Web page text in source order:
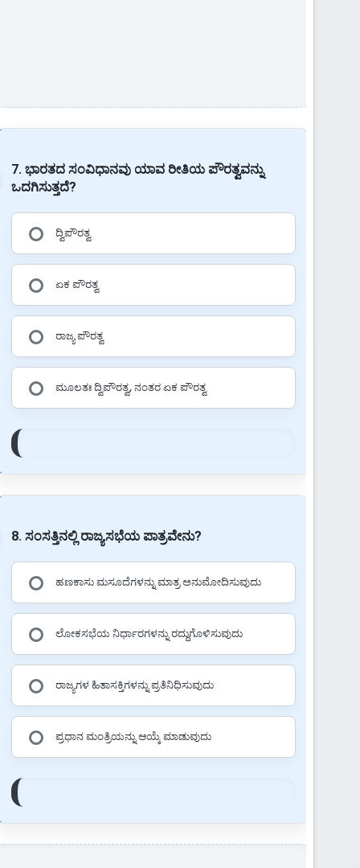
7. ಭಾರತದ ಸಂವಿಧಾನವು ಯಾವ ರೀತಿಯ ಪೌರತ್ವವನ್ನು
ಒದಗಿಸುತ್ತದೆ?
ದ್ವಿಪೌರತ್ವ
ಏಕ ಪೌರತ್ವ
ರಾಜ್ಯ ಪೌರತ್ವ
ಮೂಲತಃ ದ್ವಿಪೌರತ್ವ, ನಂತರ ಏಕ ಪೌರತ್ವ
8. ಸಂಸತ್ತಿನಲ್ಲಿ ರಾಜ್ಯಸಭೆಯ ಪಾತ್ರವೇನು?
ಹಣಕಾಸು ಮಸೂದೆಗಳನ್ನು ಮಾತ್ರ ಅನುಮೋದಿಸುವುದು
ಲೋಕಸಭೆಯ ನಿರ್ಧಾರಗಳನ್ನು ರದ್ದುಗೊಳಿಸುವುದು
ರಾಜ್ಯಗಳ ಹಿತಾಸಕ್ತಿಗಳನ್ನು ಪ್ರತಿನಿಧಿಸುವುದು
ಪ್ರಧಾನ ಮಂತ್ರಿಯನ್ನು ಆಯ್ಕೆ ಮಾಡುವುದು